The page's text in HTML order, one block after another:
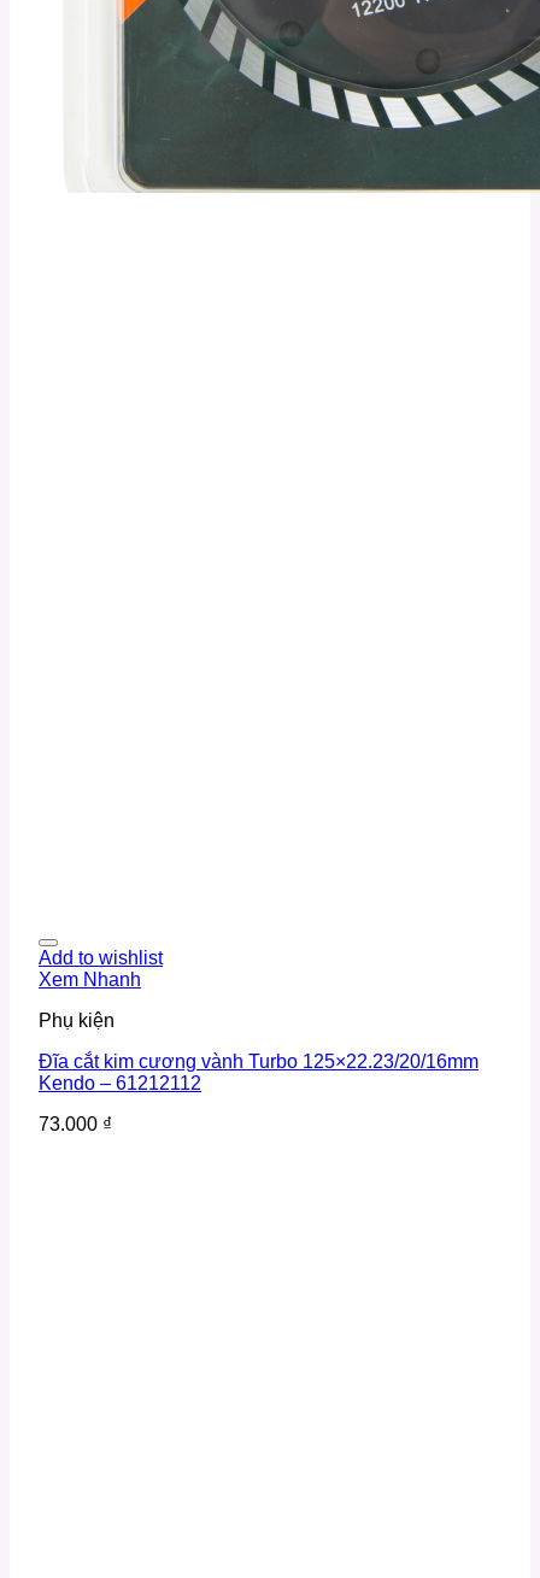
Add to wishlist
Xem Nhanh
Phụ kiện
Đĩa cắt kim cương vành Turbo 125×22.23/20/16mm
Kendo – 61212112
73.000 ₫